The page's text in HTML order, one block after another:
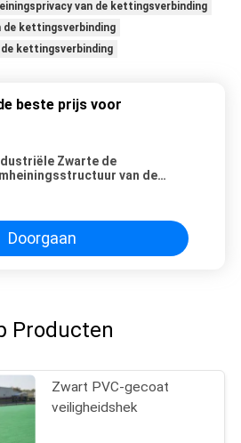
van de kettingsverbinding
de kettingsverbinding
de kettingsverbinding
beste prijs voor
Zwarte de
van de
Doorgaan
Producten
Zwart PVC-gecoat
veiligheidshek